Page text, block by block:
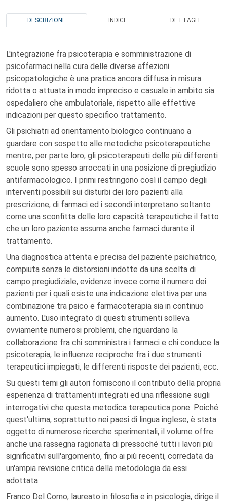
DESCRIZIONE INDICE DETTAGLI
L'integrazione fra psicoterapia e somministrazione di
psicofarmaci nella cura delle diverse affezioni
psicopatologiche è una pratica ancora diffusa in misura
ridotta o attuata in modo impreciso e casuale in ambito sia
ospedaliero che ambulatoriale, rispetto alle effettive
indicazioni per questo specifico trattamento.
Gli psichiatri ad orientamento biologico continuano a
guardare con sospetto alle metodiche psicoterapeutiche
mentre, per parte loro, gli psicoterapeuti delle più differenti
scuole sono spesso arroccati in una posizione di pregiudizio
antifarmacologico. I primi restringono così il campo degli
interventi possibili sui disturbi dei loro pazienti alla
prescrizione, di farmaci ed i secondi interpretano soltanto
come una sconfitta delle loro capacità terapeutiche il fatto
che un loro paziente assuma anche farmaci durante il
trattamento.
Una diagnostica attenta e precisa del paziente psichiatrico,
compiuta senza le distorsioni indotte da una scelta di
campo pregiudiziale, evidenze invece come il numero dei
pazienti per i quali esiste una indicazione elettiva per una
combinazione tra psico e farmacoterapia sia in continuo
aumento. L'uso integrato di questi strumenti solleva
ovviamente numerosi problemi, che riguardano la
collaborazione fra chi somministra i farmaci e chi conduce la
psicoterapia, le influenze reciproche fra i due strumenti
terapeutici impiegati, le differenti risposte dei pazienti, ecc.
Su questi temi gli autori forniscono il contributo della propria
esperienza di trattamenti integrati ed una riflessione sugli
interrogativi che questa metodica terapeutica pone. Poiché
quest'ultima, soprattutto nei paesi di lingua inglese, è stata
oggetto di numerose ricerche sperimentali, il volume offre
anche una rassegna ragionata di pressoché tutti i lavori più
significativi sull'argomento, fino ai più recenti, corredata da
un'ampia revisione critica della metodologia da essi
adottata.
Franco Del Corno, laureato in filosofia e in psicologia, dirige il